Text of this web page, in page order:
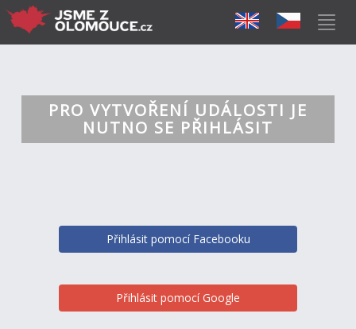
PRO VYTVOŘENÍ UDÁLOSTI JE
NUTNO SE PŘIHLÁSIT
Přihlásit pomocí Facebooku
Přihlásit pomocí Google